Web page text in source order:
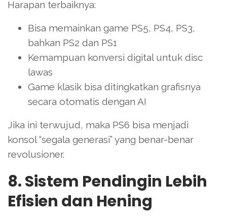
Harapan terbaiknya:
Bisa memainkan game PS5, PS4, PS3,
bahkan PS2 dan PS1
Kemampuan konversi digital untuk disc
lawas
Game klasik bisa ditingkatkan grafisnya
secara otomatis dengan AI
Jika ini terwujud, maka PS6 bisa menjadi
konsol “segala generasi” yang benar-benar
revolusioner.
8. Sistem Pendingin Lebih
Efisien dan Hening